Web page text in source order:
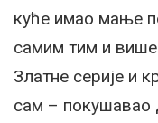
куће имао мање
самим тим и
Златне серије и
сам – покушавао